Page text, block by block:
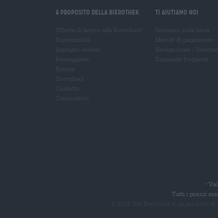
A proposito della Bierothek Ti aiutiamo noi
*
Tutti i prezzi